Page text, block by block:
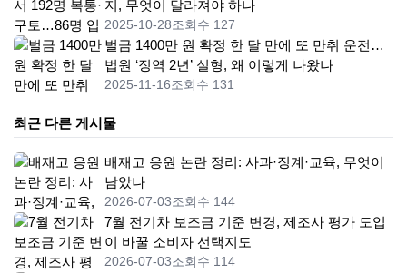
지, 무엇이 달라져야 하나
2025-10-28조회수 127
벌금 1400만 원 확정 한 달 만에 또 만취 운전…
법원 ‘징역 2년’ 실형, 왜 이렇게 나왔나
2025-11-16조회수 131
최근 다른 게시물
배재고 응원 논란 정리: 사과·징계·교육, 무엇이
남았나
2026-07-03조회수 144
7월 전기차 보조금 기준 변경, 제조사 평가 도입
이 바꿀 소비자 선택지도
2026-07-03조회수 114